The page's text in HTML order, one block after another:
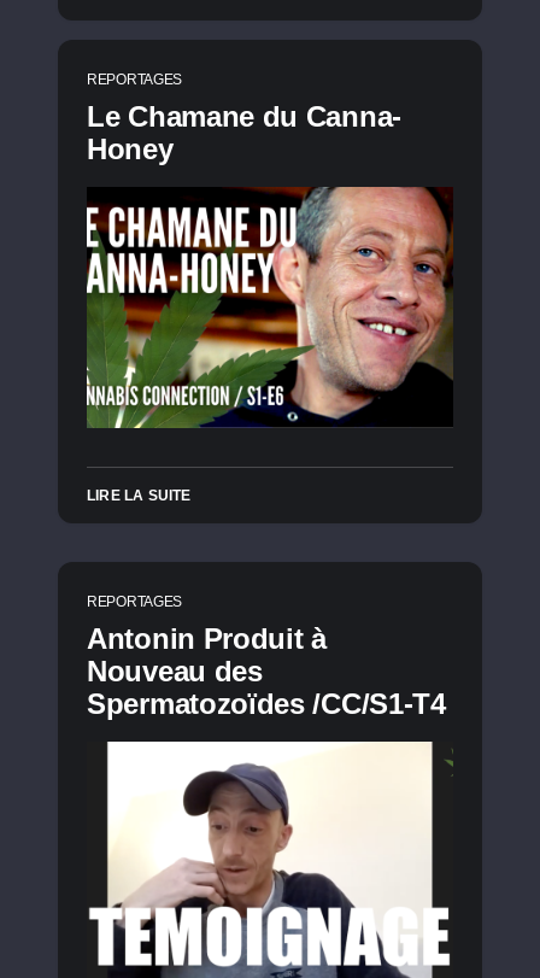
REPORTAGES
Le Chamane du Canna-
Honey
LIRE LA SUITE
REPORTAGES
Antonin Produit à
Nouveau des
Spermatozoïdes /CC/S1-T4